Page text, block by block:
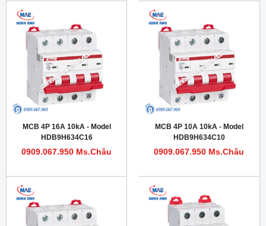
MCB 4P 16A 10kA - Model
HDB9H634C16
0909.067.950 Ms.Châu
MCB 4P 10A 10kA - Model
HDB9H634C10
0909.067.950 Ms.Châu